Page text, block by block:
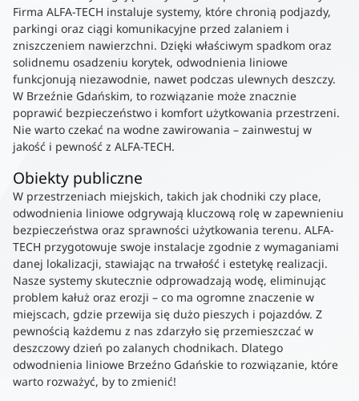
Firma ALFA-TECH instaluje systemy, które chronią podjazdy,
parkingi oraz ciągi komunikacyjne przed zalaniem i
zniszczeniem nawierzchni. Dzięki właściwym spadkom oraz
solidnemu osadzeniu korytek, odwodnienia liniowe
funkcjonują niezawodnie, nawet podczas ulewnych deszczy.
W Brzeźnie Gdańskim, to rozwiązanie może znacznie
poprawić bezpieczeństwo i komfort użytkowania przestrzeni.
Nie warto czekać na wodne zawirowania – zainwestuj w
jakość i pewność z ALFA-TECH.
Obiekty publiczne
W przestrzeniach miejskich, takich jak chodniki czy place,
odwodnienia liniowe odgrywają kluczową rolę w zapewnieniu
bezpieczeństwa oraz sprawności użytkowania terenu. ALFA-
TECH przygotowuje swoje instalacje zgodnie z wymaganiami
danej lokalizacji, stawiając na trwałość i estetykę realizacji.
Nasze systemy skutecznie odprowadzają wodę, eliminując
problem kałuż oraz erozji – co ma ogromne znaczenie w
miejscach, gdzie przewija się dużo pieszych i pojazdów. Z
pewnością każdemu z nas zdarzyło się przemieszczać w
deszczowy dzień po zalanych chodnikach. Dlatego
odwodnienia liniowe Brzeźno Gdańskie to rozwiązanie, które
warto rozważyć, by to zmienić!